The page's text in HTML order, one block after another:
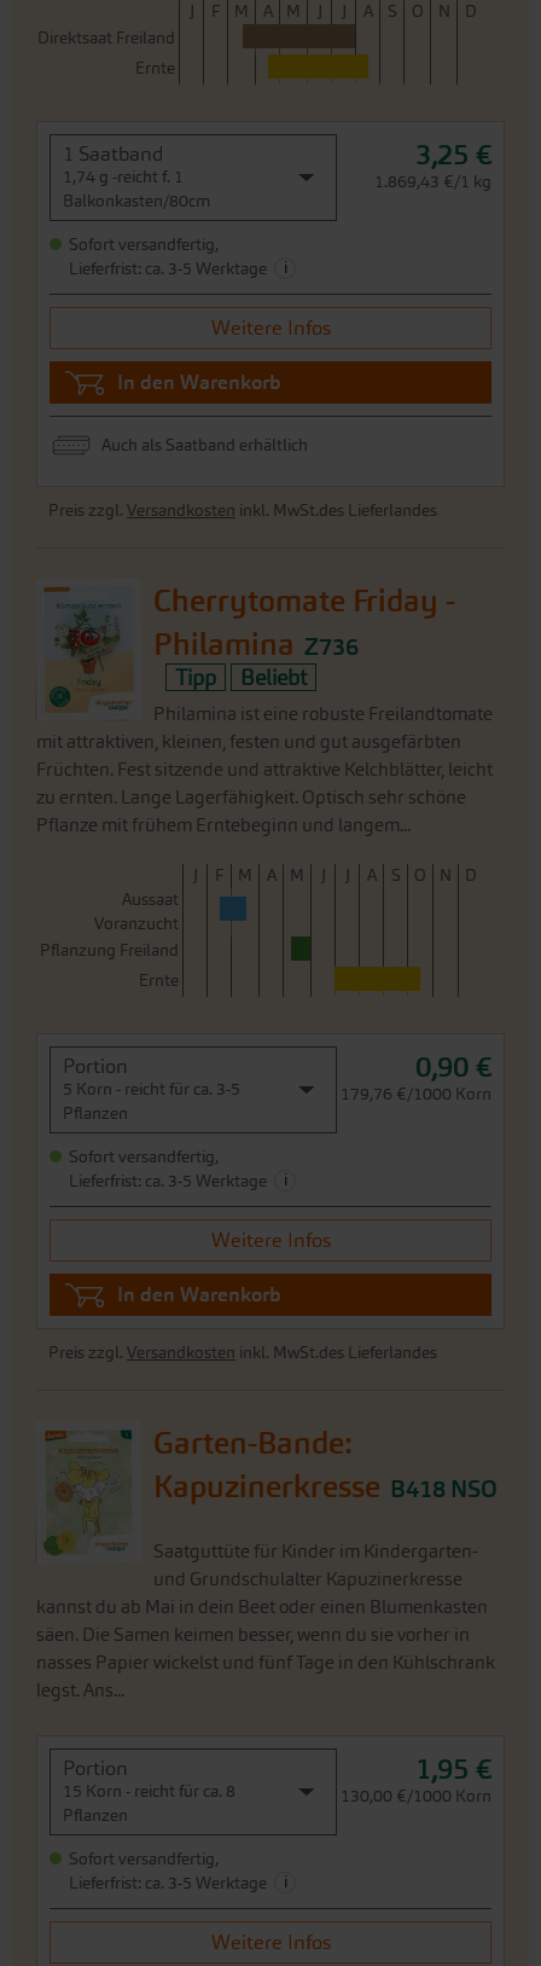
J F M A M J J A S O N
D
Direktsaat Freiland
Ernte
1 Saatband
1,74 g -reicht f. 1
Balkonkasten/80cm
3,25 €
1.869,43 €/1 kg
Sofort versandfertig,
Lieferfrist: ca. 3-5 Werktage
i
Weitere Infos
In den Warenkorb
Auch als Saatband erhältlich
Preis zzgl. Versandkosten inkl. MwSt.des Lieferlandes
Cherrytomate Friday -
Philamina Z736
Tipp Beliebt
Philamina ist eine robuste Freilandtomate
mit attraktiven, kleinen, festen und gut ausgefärbten
Früchten. Fest sitzende und attraktive Kelchblätter, leicht
zu ernten. Lange Lagerfähigkeit. Optisch sehr schöne
Pflanze mit frühem Erntebeginn und langem...
J F M A M J J A S O N
D
Aussaat
Voranzucht
Pflanzung Freiland
Ernte
Portion
5 Korn - reicht für ca. 3-5
Pflanzen
0,90 €
179,76 €/1000 Korn
Sofort versandfertig,
Lieferfrist: ca. 3-5 Werktage
i
Weitere Infos
In den Warenkorb
Preis zzgl. Versandkosten inkl. MwSt.des Lieferlandes
Garten-Bande:
Kapuzinerkresse B418 NSO
Saatguttüte für Kinder im Kindergarten-
und Grundschulalter Kapuzinerkresse
kannst du ab Mai in dein Beet oder einen Blumenkasten
säen. Die Samen keimen besser, wenn du sie vorher in
nasses Papier wickelst und fünf Tage in den Kühlschrank
legst. Ans...
Portion
15 Korn - reicht für ca. 8
Pflanzen
1,95 €
130,00 €/1000 Korn
Sofort versandfertig,
Lieferfrist: ca. 3-5 Werktage
i
Weitere Infos